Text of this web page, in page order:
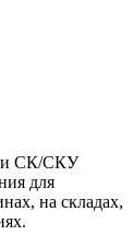
СК/СКУ
для
на складах,